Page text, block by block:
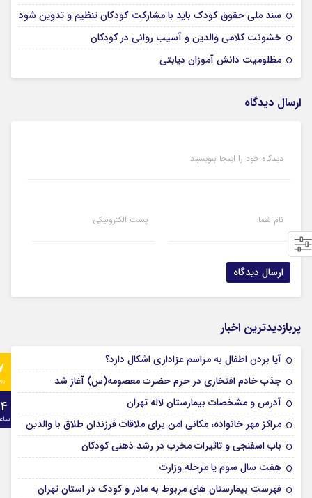
سند ملي حقوق كودك بايد با مشاركت كودكان تنظيم و تدوين شود
خشونت کلامی والدین و آسیب روانی در کودکان
مظلومیت دانش آموزان دیابتی
ارسال دیدگاه
دیدگاه خود را اینجا بنویسید
نام شما پست الکترونیکی
پربازدیدترین اخبار
آیا بردن اطفال به مراسم عزادارى اشکال دارد؟
جذب خادم افتخاری در حرم حضرت معصومه(س) آغاز شد
آدرس و مشخصات بیمارستان لاله تهران
مراکز مهر خانواده، مکانی امن برای ملاقات فرزندان طلاق با والدین
باب اسفنجی و تاثیرات مخرب در رشد ذهنی کودکان
هفت سال سوم یا مرحله وزارت
فهرست بیمارستان های مربوط به مادر و کودک در استان تهران